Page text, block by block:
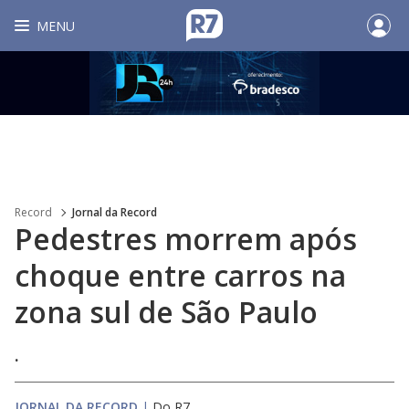
MENU
Record Jornal da Record
Pedestres morrem após
choque entre carros na
zona sul de São Paulo
.